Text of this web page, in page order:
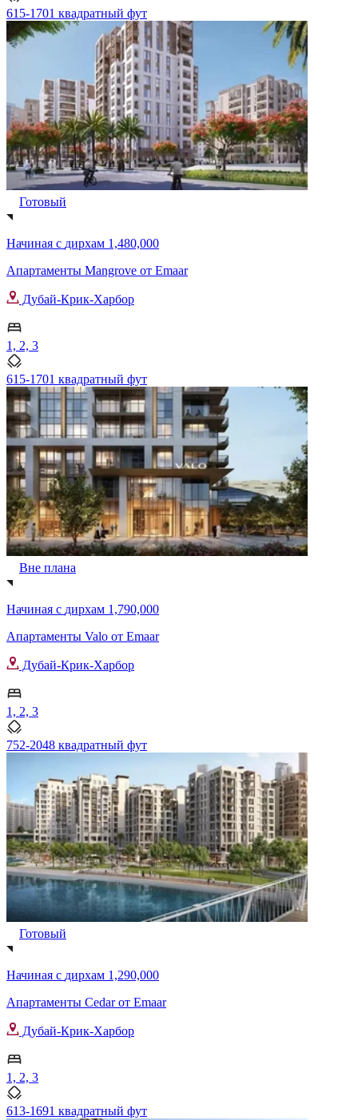
615-1701 квадратный фут
Готовый
Начиная с дирхам 1,480,000
Апартаменты Mangrove от Emaar
Дубай-Крик-Харбор
1, 2, 3
615-1701 квадратный фут
Вне плана
Начиная с дирхам 1,790,000
Апартаменты Valo от Emaar
Дубай-Крик-Харбор
1, 2, 3
752-2048 квадратный фут
Готовый
Начиная с дирхам 1,290,000
Апартаменты Cedar от Emaar
Дубай-Крик-Харбор
1, 2, 3
613-1691 квадратный фут